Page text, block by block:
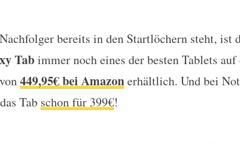
Tab nun unter 400€!
bereits in den Startlöchern steht, ist
Tabimmer noch eines der besten Tablets
449,95€ bei Amazonerhältlich. Und bei
Tab schon für 399€!